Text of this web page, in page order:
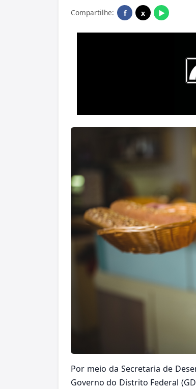
Compartilhe: f x ▶
Por meio da Secretaria de
Governo do Distrito Federal